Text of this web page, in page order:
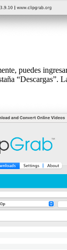
puedes
“Descargas”.